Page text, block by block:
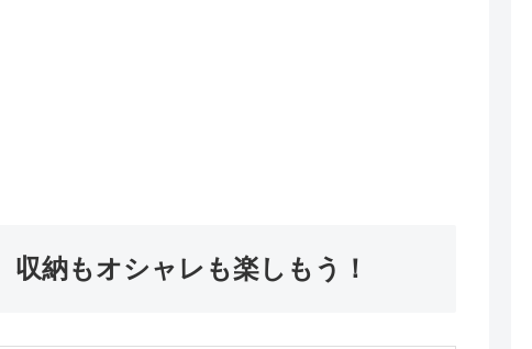
納もオシャレも楽しもう！